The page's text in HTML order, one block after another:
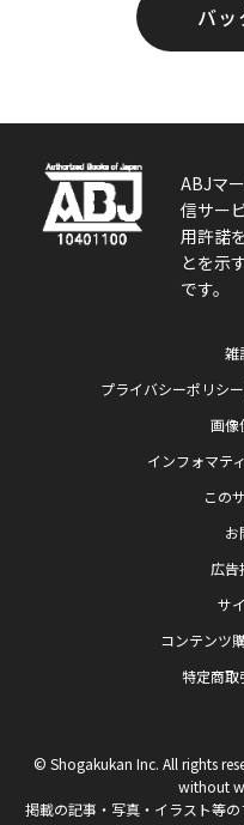
バッ
ABJマ
信サー
用許諾
とを示
です。
雑
プライバシーポリシ
画像
インフォマテ
この
お
広告
サ
コンテンツ
特定商取
© Shogakukan Inc. All rights
without
掲載の記事・写真・イラスト等